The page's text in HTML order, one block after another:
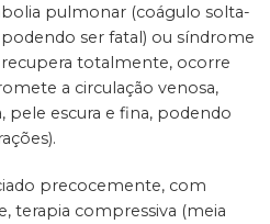
pulmonar (coágulo solta-
ser fatal) ou síndrome
totalmente, ocorre
a circulação venosa,
pele escura e fina, podendo
precocemente, com
terapia compressiva (meia